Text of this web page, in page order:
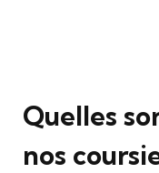
Quelles
nos